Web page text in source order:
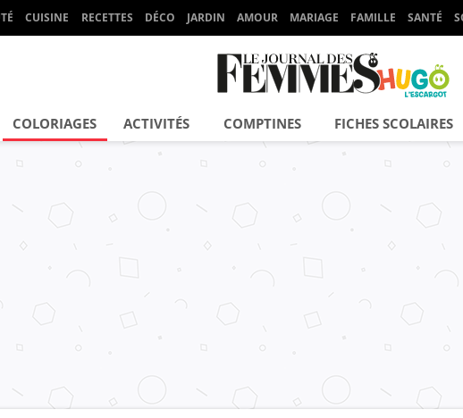
CUISINE RECETTES DÉCO JARDIN AMOUR MARIAGE FAMILLE SANTÉ
COLORIAGES ACTIVITÉS COMPTINES FICHES SCOLAIRES